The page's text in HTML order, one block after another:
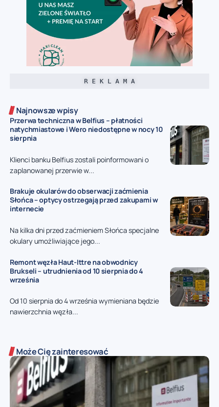
R E K L A M A
Najnowsze wpisy
Przerwa techniczna w Belfius – płatności
natychmiastowe i Wero niedostępne w nocy 10
sierpnia
Klienci banku Belfius zostali poinformowani o
zaplanowanej przerwie w...
Brakuje okularów do obserwacji zaćmienia
Słońca – optycy ostrzegają przed zakupami w
internecie
Na kilka dni przed zaćmieniem Słońca specjalne
okulary umożliwiające jego...
Remont węzła Haut-Ittre na obwodnicy
Brukseli – utrudnienia od 10 sierpnia do 4
września
Od 10 sierpnia do 4 września wymieniana będzie
nawierzchnia węzła...
Może Cię zainteresować